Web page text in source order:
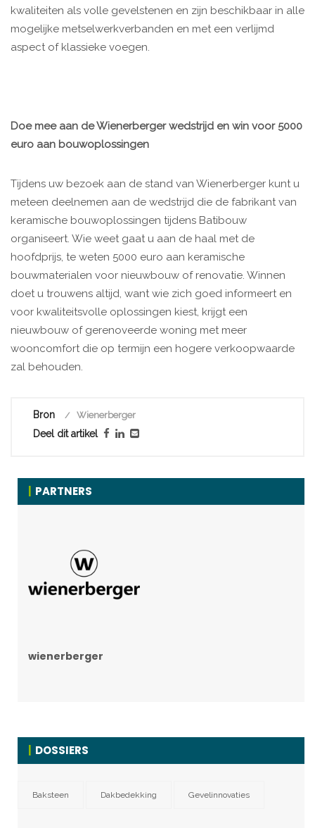
kwaliteiten als volle gevelstenen en zijn beschikbaar in alle
mogelijke metselwerkverbanden en met een verlijmd
aspect of klassieke voegen.
Doe mee aan de Wienerberger wedstrijd en win voor 5000
euro aan bouwoplossingen
Tijdens uw bezoek aan de stand van Wienerberger kunt u
meteen deelnemen aan de wedstrijd die de fabrikant van
keramische bouwoplossingen tijdens Batibouw
organiseert. Wie weet gaat u aan de haal met de
hoofdprijs, te weten 5000 euro aan keramische
bouwmaterialen voor nieuwbouw of renovatie. Winnen
doet u trouwens altijd, want wie zich goed informeert en
voor kwaliteitsvolle oplossingen kiest, krijgt een
nieuwbouw of gerenoveerde woning met meer
wooncomfort die op termijn een hogere verkoopwaarde
zal behouden.
Bron Wienerberger
Deel dit artikel
PARTNERS
wienerberger
DOSSIERS
Baksteen Dakbedekking Gevelinnovaties